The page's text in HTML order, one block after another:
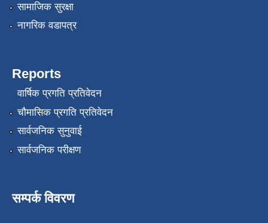
सामाजिक सुरक्षा
नागरिक वडापत्र
Reports
वार्षिक प्रगति प्रतिवेदन
चौमासिक प्रगति प्रतिवेदन
सार्वजनिक सुनुवाई
सार्वजनिक परीक्षण
सम्पर्क विवरण